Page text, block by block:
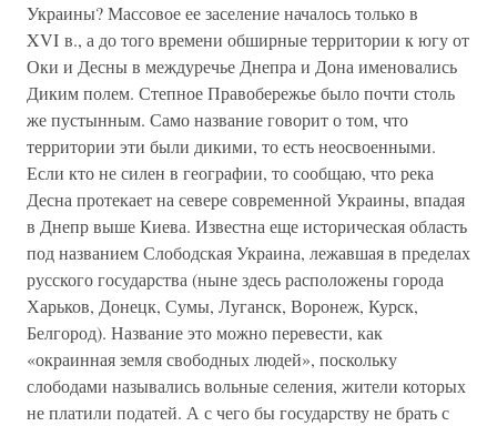
Украины? Массовое ее заселение началось только в
XVI в., а до того времени обширные территории к югу от
Оки и Десны в междуречье Днепра и Дона именовались
Диким полем. Степное Правобережье было почти столь
же пустынным. Само название говорит о том, что
территории эти были дикими, то есть неосвоенными.
Если кто не силен в географии, то сообщаю, что река
Десна протекает на севере современной Украины, впадая
в Днепр выше Киева. Известна еще историческая область
под названием Слободская Украина, лежавшая в пределах
русского государства (ныне здесь расположены города
Харьков, Донецк, Сумы, Луганск, Воронеж, Курск,
Белгород). Название это можно перевести, как
«окраинная земля свободных людей», поскольку
слободами назывались вольные селения, жители которых
не платили податей. А с чего бы государству не брать с